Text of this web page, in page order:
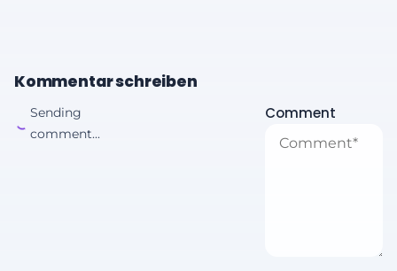
Kommentar schreiben
Sending
comment...
Comment